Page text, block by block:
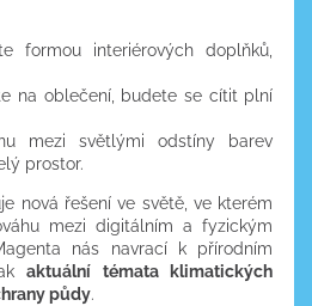
formou interiérových doplňků,
na oblečení, budete se cítit plní
mezi světlými odstíny barev
prostor.
nová řešení ve světě, ve kterém
mezi digitálním a fyzickým
nás navrací k přírodním
aktuální témata klimatických
půdy.